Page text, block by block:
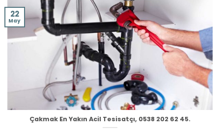
Çakmak En Yakın Acil Tesisatçı, 0538 202 62 45.
22
May